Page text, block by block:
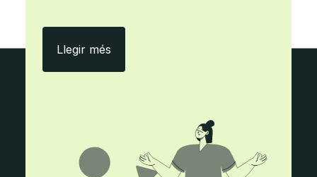
Llegir més Amb ecityclic, menys paper i més